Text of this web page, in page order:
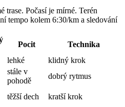
trase. Počasí je mírné. Terén
tempo kolem 6:30/km a sledování
Pocit
Technika
lehké
klidný krok
stále v
pohodě
dobrý rytmus
těžší dech
kratší krok